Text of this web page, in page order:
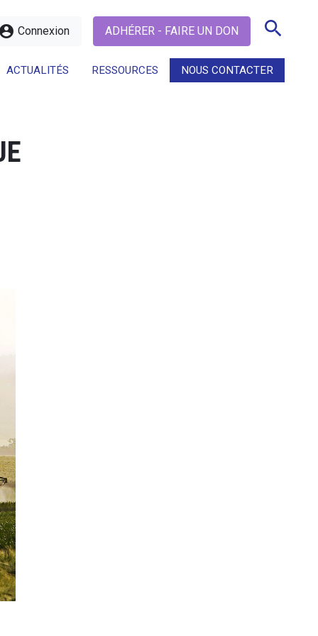
Connexion ADHÉRER - FAIRE UN DON search
ACTUALITÉS RESSOURCES NOUS CONTACTER